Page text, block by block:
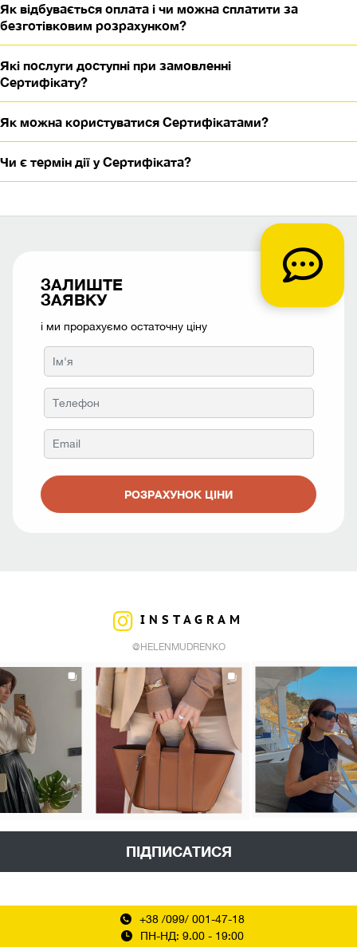
Як відбувається оплата і чи можна сплатити за
безготівковим розрахунком?
Які послуги доступні при замовленні
Сертифікату?
Як можна користуватися Сертифікатами?
Чи є термін дії у Сертифіката?
ЗАЛИШТЕ
ЗАЯВКУ
і ми прорахуємо остаточну ціну
РОЗРАХУНОК ЦІНИ
INSTAGRAM
@HELENMUDRENKO
ПІДПИСАТИСЯ
+38 /099/ 001-47-18
ПН-НД: 9.00 - 19:00